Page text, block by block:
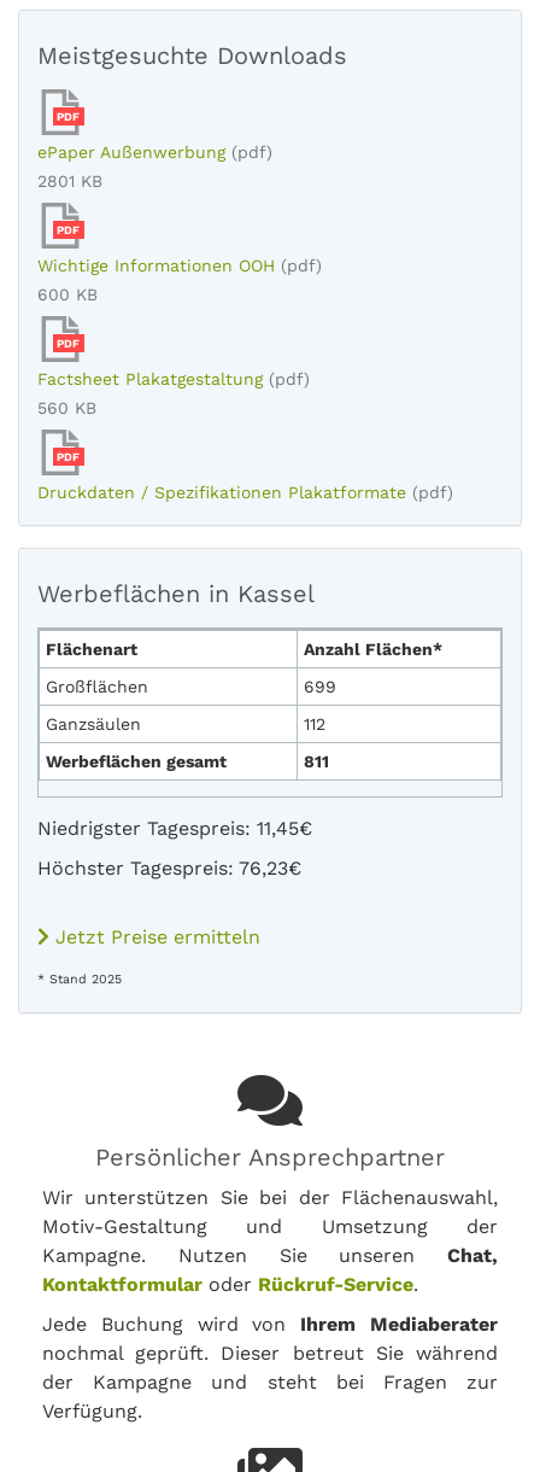
Meistgesuchte Downloads
PDF
ePaper Außenwerbung (pdf)
2801 KB
PDF
Wichtige Informationen OOH (pdf)
600 KB
PDF
Factsheet Plakatgestaltung (pdf)
560 KB
PDF
Druckdaten / Spezifikationen Plakatformate (pdf)
Werbeflächen in Kassel
Flächenart
Anzahl Flächen*
Großflächen
699
Ganzsäulen
112
Werbeflächen gesamt
811
Niedrigster Tagespreis: 11,45€
Höchster Tagespreis: 76,23€
Jetzt Preise ermitteln
* Stand 2025
Persönlicher Ansprechpartner
Wir unterstützen Sie bei der Flächenauswahl,
Motiv-Gestaltung und Umsetzung der
Kampagne. Nutzen Sie unseren Chat,
Kontaktformular oder Rückruf-Service.
Jede Buchung wird von Ihrem Mediaberater
nochmal geprüft. Dieser betreut Sie während
der Kampagne und steht bei Fragen zur
Verfügung.